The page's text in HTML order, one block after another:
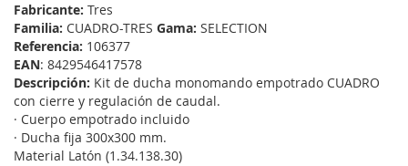
Fabricante: Tres
Familia: CUADRO-TRES Gama: SELECTION
Referencia: 106377
EAN: 8429546417578
Descripción: Kit de ducha monomando empotrado CUADRO
con cierre y regulación de caudal.
· Cuerpo empotrado incluido
· Ducha fija 300x300 mm.
Material Latón (1.34.138.30)